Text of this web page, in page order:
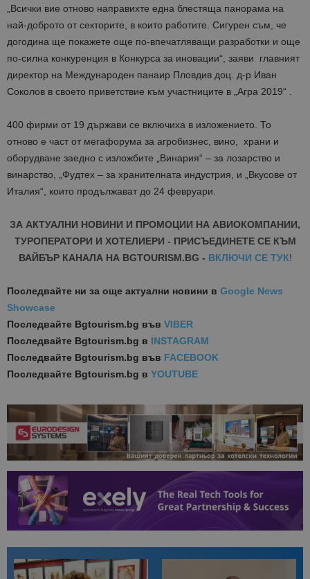
„Всички вие отново направихте една блестяща панорама на
най-доброто от секторите, в които работите. Сигурен съм, че
догодина ще покажете още по-впечатляващи разработки и още
по-силна конкуренция в Конкурса за иновации“, заяви главният
директор на Международен панаир Пловдив доц. д-р Иван
Соколов в своето приветствие към участниците в „Агра 2019“ .
400 фирми от 19 държави се включиха в изложението. То
отново е част от мегафорума за агробизнес, вино, храни и
оборудване заедно с изложбите „Винария“ – за лозарство и
винарство, „Фудтех – за хранителната индустрия, и „Вкусове от
Италия“, които продължават до 24 февруари.
ЗА АКТУАЛНИ НОВИНИ И ПРОМОЦИИ НА АВИОКОМПАНИИ,
ТУРОПЕРАТОРИ И ХОТЕЛИЕРИ - ПРИСЪЕДИНЕТЕ СЕ КЪМ
ВАЙБЪР КАНАЛА НА BGTOURISM.BG - ВКЛЮЧИ СЕ ТУК!
Последвайте ни за още актуални новини в Google News
Showcase
Последвайте Bgtourism.bg във VIBER
Последвайте Bgtourism.bg в INSTAGRAM
Последвайте Bgtourism.bg във FACEBOOK
Последвайте Bgtourism.bg в YOUTUBE